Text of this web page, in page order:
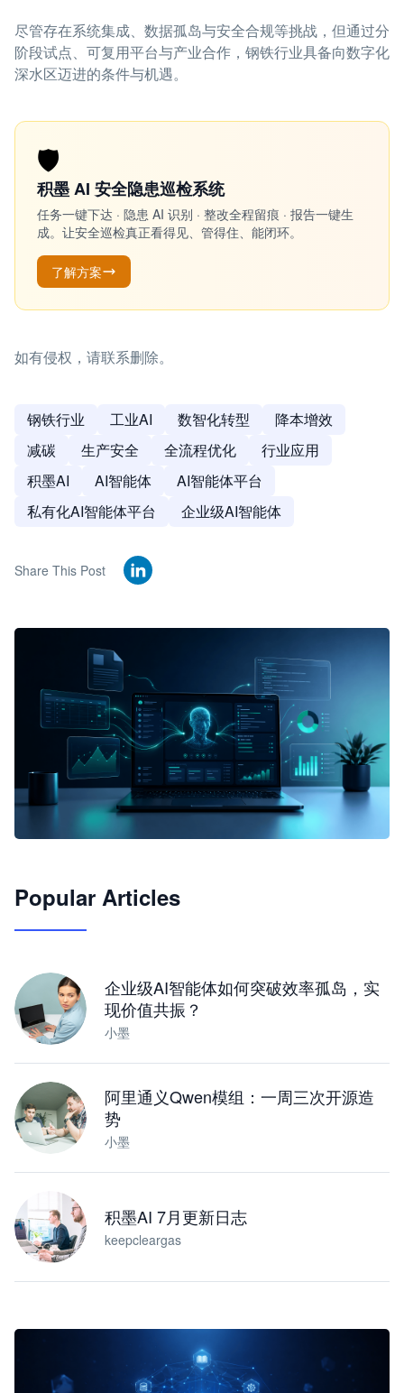
尽管存在系统集成、数据孤岛与安全合规等挑战，但通过分
阶段试点、可复用平台与产业合作，钢铁行业具备向数字化
深水区迈进的条件与机遇。
🛡️
积墨 AI 安全隐患巡检系统
任务一键下达 · 隐患 AI 识别 · 整改全程留痕 · 报告一键生
成。让安全巡检真正看得见、管得住、能闭环。
了解方案
如有侵权，请联系删除。
钢铁行业 工业AI 数智化转型
降本增效
减碳
生产安全 全流程优化
行业应用
积墨AI
AI智能体
AI智能体平台
私有化AI智能体平台
企业级AI智能体
Share This Post
JimoClaw 桌面 AI Agent 工作台
Popular Articles
企业级AI智能体如何突破效率孤岛，实
现价值共振？
小墨
阿里通义Qwen模组：一周三次开源造
势
小墨
积墨AI 7月更新日志
keepcleargas